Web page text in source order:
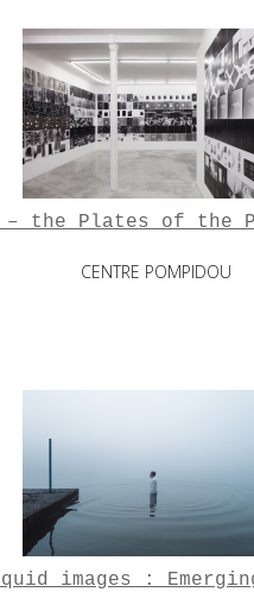
– the Plates of the
CENTRE POMPIDOU
images :